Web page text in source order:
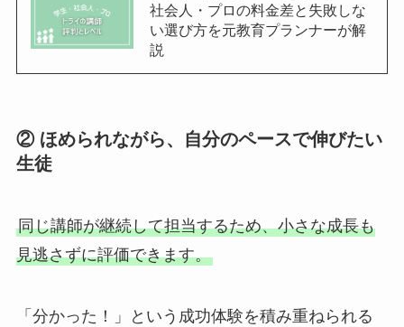
社会人・プロの料金差と失敗しな
い選び方を元教育プランナーが解
説
② ほめられながら、自分のペースで伸びたい
生徒
同じ講師が継続して担当するため、小さな成長も
見逃さずに評価できます。
「分かった！」という成功体験を積み重ねられる